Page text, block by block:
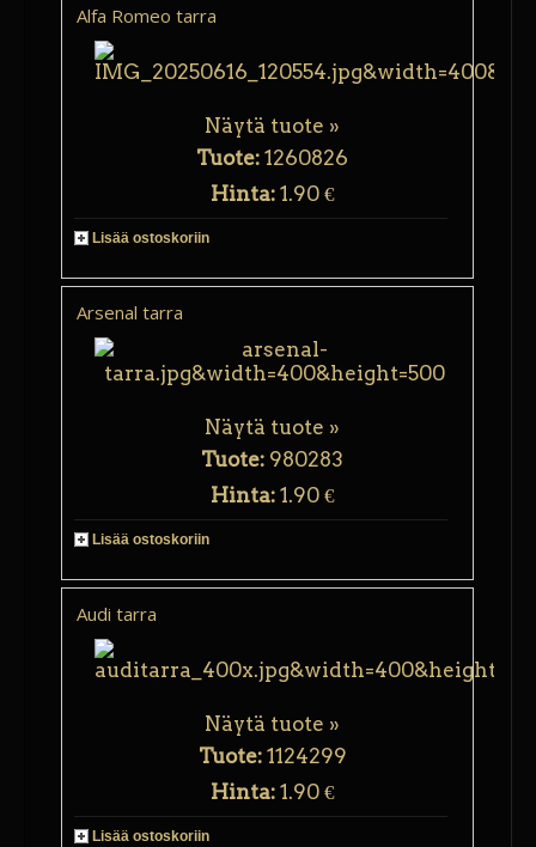
Alfa Romeo tarra
Näytä tuote »
Tuote:1260826
Hinta: 1.90 €
Lisää ostoskoriin
Arsenal tarra
Näytä tuote »
Tuote: 980283
Hinta: 1.90 €
Lisää ostoskoriin
Audi tarra
Näytä tuote »
Tuote: 1124299
Hinta: 1.90 €
Lisää ostoskoriin